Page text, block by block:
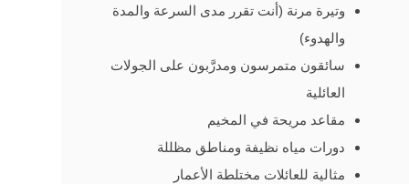
وتيرة مرنة (أنت تقرر مدى السرعة والمدة
والهدوء)
سائقون متمرسون ومدرَّبون على الجولات
العائلية
مقاعد مريحة في المخيم
دورات مياه نظيفة ومناطق مظللة
مثالية للعائلات مختلطة الأعمار